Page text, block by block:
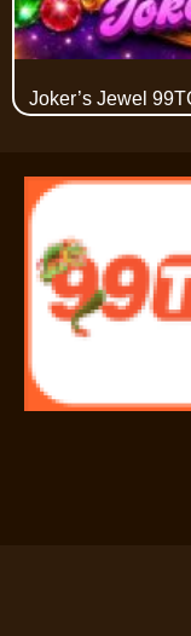
Joker’s Jewel